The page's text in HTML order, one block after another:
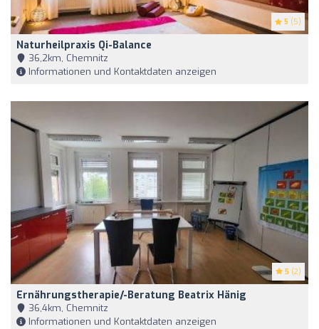
5 (5)
Naturheilpraxis Qi-Balance
36,2km, Chemnitz
Informationen und Kontaktdaten anzeigen
5 (2)
Ernährungstherapie/-Beratung Beatrix Hänig
36,4km, Chemnitz
Informationen und Kontaktdaten anzeigen